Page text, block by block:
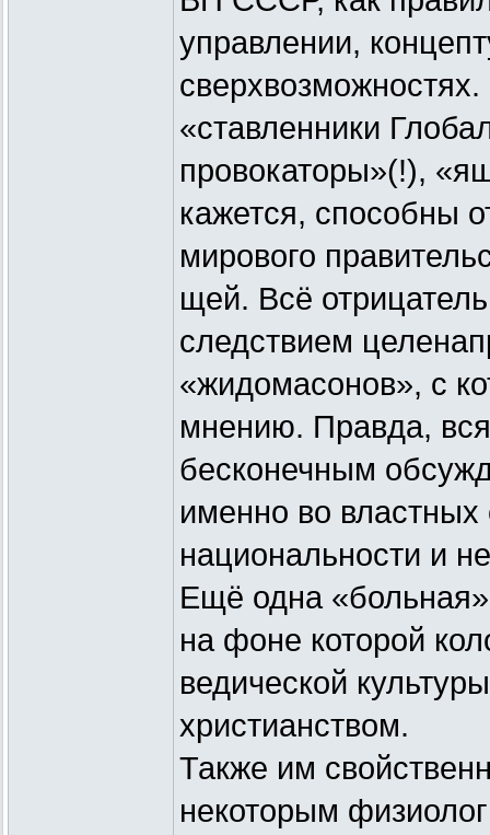
управлении,
«ставленники
провокаторы»(!),
кажется, способны
мирового
щей. Всё
следствием
«жидомасонов», с
мнению. Правда,
бесконечным
именно во
национальности и
Ещё одна
на фоне которой
ведической
христианством.
Также им
некоторым